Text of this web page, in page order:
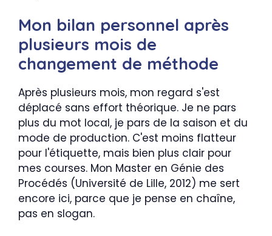
Mon bilan personnel après
plusieurs mois de
changement de méthode
Après plusieurs mois, mon regard s'est
déplacé sans effort théorique. Je ne pars
plus du mot local, je pars de la saison et du
mode de production. C'est moins flatteur
pour l'étiquette, mais bien plus clair pour
mes courses. Mon Master en Génie des
Procédés (Université de Lille, 2012) me sert
encore ici, parce que je pense en chaîne,
pas en slogan.